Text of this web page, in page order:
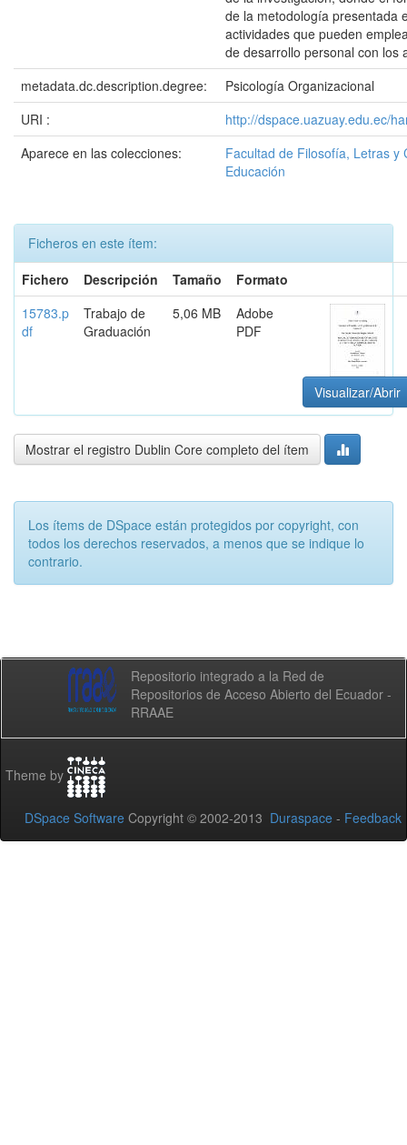
de la metodología presentada
actividades que pueden
de desarrollo personal con los
metadata.dc.description.degree:
Psicología Organizacional
URI :
http://dspace.uazuay.edu.ec/
Aparece en las colecciones:
Facultad de Filosofía, Letras y
Educación
Ficheros en este ítem:
Fichero
Descripción Tamaño
Formato
15783.p
df
Trabajo de
Graduación
5,06 MB
Adobe
PDF
Visualizar/Abrir
Mostrar el registro Dublin Core completo del ítem
Los ítems de DSpace están protegidos por copyright, con
todos los derechos reservados, a menos que se indique lo
contrario.
Repositorio integrado a la Red de
Repositorios de Acceso Abierto del Ecuador -
RRAAE
Theme by
DSpace Software Copyright © 2002-2013 Duraspace - Feedback